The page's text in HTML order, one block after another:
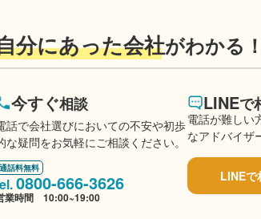
分にあった会社がわかる！
今すぐ相談
話で会社選びにおいての不安や初歩
な疑問をお気軽にご相談ください。
通話料無料
0800-666-3626
業時間 10:00~19:00
LINEで
電話が難しい
なアドバイザ
LINEで